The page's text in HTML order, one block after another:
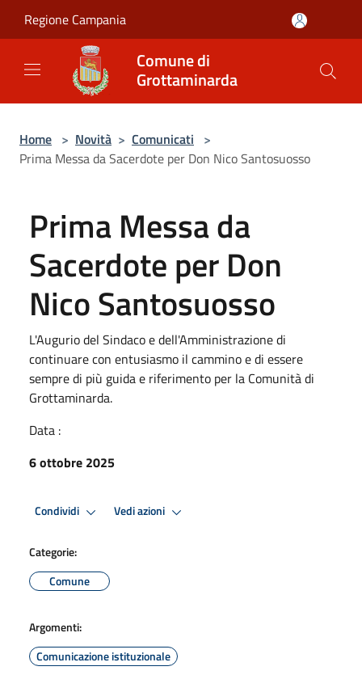
Regione Campania
Comune di
Grottaminarda
Home > Novità > Comunicati >
Prima Messa da Sacerdote per Don Nico Santosuosso
Prima Messa da
Sacerdote per Don
Nico Santosuosso
L'Augurio del Sindaco e dell'Amministrazione di
continuare con entusiasmo il cammino e di essere
sempre di più guida e riferimento per la Comunità di
Grottaminarda.
Data :
6 ottobre 2025
Condividi Vedi azioni
Categorie:
Comune
Argomenti:
Comunicazione istituzionale